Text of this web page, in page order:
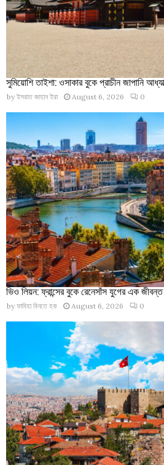
সুমিয়োশি তাইশা: ওসাকার বুকে প্রাচীন জাপানি
by ইসরাত জাহান ইরা August 6, 2026 0
ভিও লিয়ন: ফ্রান্সের বুকে রেনেসাঁস যুগের এক
by ফাবিহা বিনতে হক August 6, 2026 0